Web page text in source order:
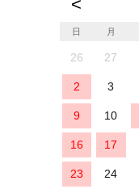
日 月
26 27
2 3
9 10
16 17
23 24